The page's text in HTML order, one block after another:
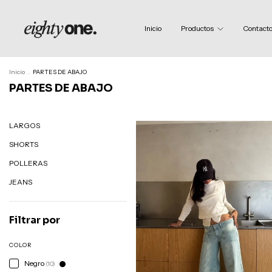
Inicio Productos
Inicio . PARTES DE ABAJO
PARTES DE ABAJO
LARGOS
SHORTS
POLLERAS
JEANS
Filtrar por
COLOR
Negro (10)